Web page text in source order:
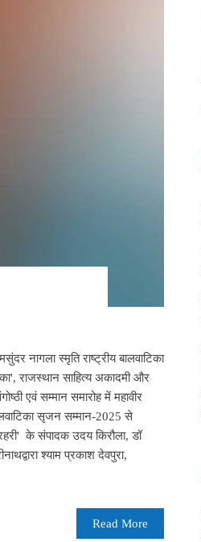
नागला स्मृति राष्ट्रीय बालवाटिका
राजस्थान साहित्य अकादमी और
एवं सम्मान समारोह में महावीर
सृजन सम्मान-2025 से
के संपादक उदय किरौला, डॉ
श्याम प्रकाश देवपुरा,
Read More